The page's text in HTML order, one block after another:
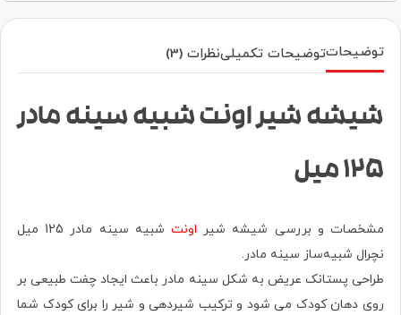
توضیحاتتوضیحات تکمیلینظرات (3)
شیشه شیر اونت شبیه سینه مادر
125 میل
مشخصات و بررسی‌ شیشه شیر اونت
شبیه سینه مادر 125 میل
نچرال شبیه‌ساز سینه مادر.
طراحی پستانک عریض به شکل سینه مادر باعث ایجاد چفت طبیعی بر
روی دهان کودک می شود و ترکیب شیردهی و شیر را برای کودک شما